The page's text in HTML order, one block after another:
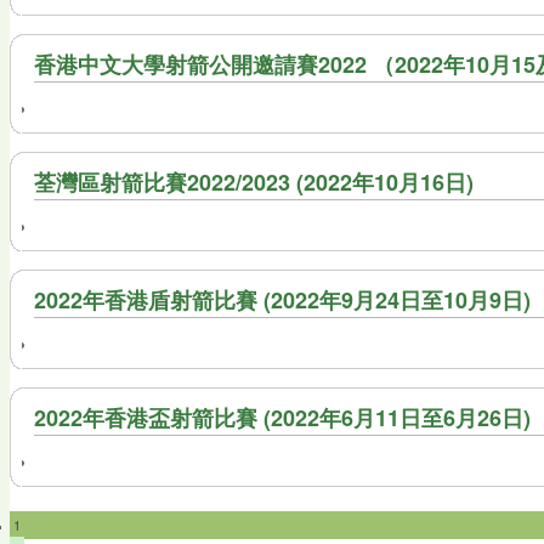
香港中文大學射箭公開邀請賽2022 （2022年10月15
荃灣區射箭比賽2022/2023 (2022年10月16日)
2022年香港盾射箭比賽 (2022年9月24日至10月9日)
2022年香港盃射箭比賽 (2022年6月11日至6月26日)
1